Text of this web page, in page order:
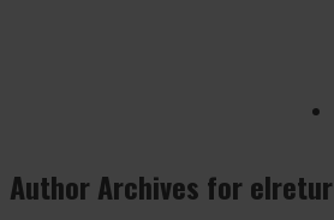
Author Archives for elretur